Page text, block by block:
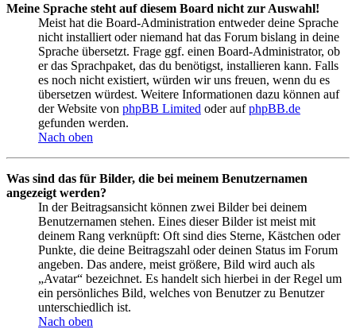
Meine Sprache steht auf diesem Board nicht zur Auswahl!
Meist hat die Board-Administration entweder deine Sprache
nicht installiert oder niemand hat das Forum bislang in deine
Sprache übersetzt. Frage ggf. einen Board-Administrator, ob
er das Sprachpaket, das du benötigst, installieren kann. Falls
es noch nicht existiert, würden wir uns freuen, wenn du es
übersetzen würdest. Weitere Informationen dazu können auf
der Website von phpBB Limited oder aufphpBB.de
gefunden werden.
Nach oben
Was sind das für Bilder, die bei meinem Benutzernamen
angezeigt werden?
In der Beitragsansicht können zwei Bilder bei deinem
Benutzernamen stehen. Eines dieser Bilder ist meist mit
deinem Rang verknüpft: Oft sind dies Sterne, Kästchen oder
Punkte, die deine Beitragszahl oder deinen Status im Forum
angeben. Das andere, meist größere, Bild wird auch als
„Avatar“ bezeichnet. Es handelt sich hierbei in der Regel um
ein persönliches Bild, welches von Benutzer zu Benutzer
unterschiedlich ist.
Nach oben